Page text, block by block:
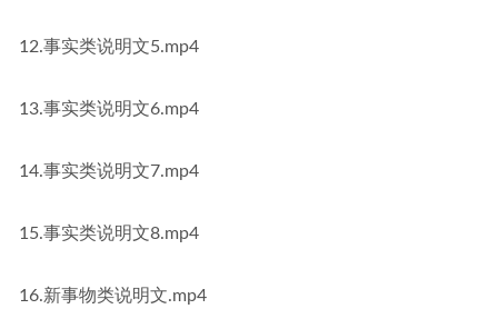
12.事实类说明文5.mp4
13.事实类说明文6.mp4
14.事实类说明文7.mp4
15.事实类说明文8.mp4
16.新事物类说明文.mp4